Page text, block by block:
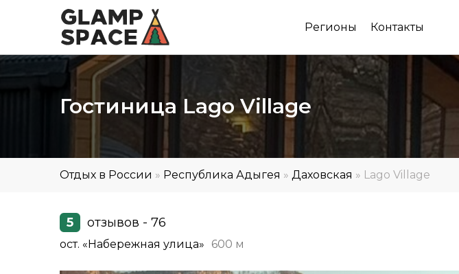
Регионы Контакты
Гостиница Lago Village
Отдых в России » Республика Адыгея » Даховская » Lago Village
5 отзывов - 76
ост. «Набережная улица» 600 м